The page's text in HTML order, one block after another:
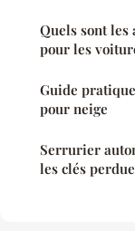
Quels sont les
pour les
Guide
pour neige
Serrurier
les clés